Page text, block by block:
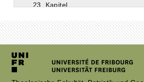
23. Kapitel.
25. Kapitel.
26. Kapitel.
27. Kapitel.
29. Kapitel.
30. Kapitel.